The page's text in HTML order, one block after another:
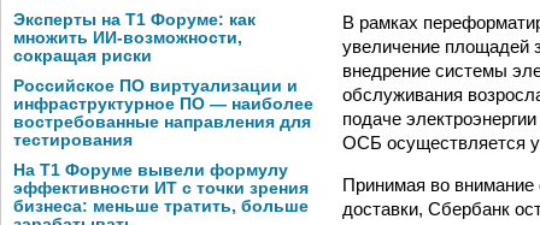
Эксперты на Т1 Форуме: как
множить ИИ-возможности,
сокращая риски
Российское ПО виртуализации и
инфраструктурное ПО — наиболее
востребованные направления для
тестирования
На Т1 Форуме вывели формулу
эффективности ИТ с точки зрения
бизнеса: меньше тратить, больше
В рамках
увеличение площадей
внедрение системы
обслуживания
подаче
ОСБ осуществляется
Принимая во внимание
доставки, Сбербанк